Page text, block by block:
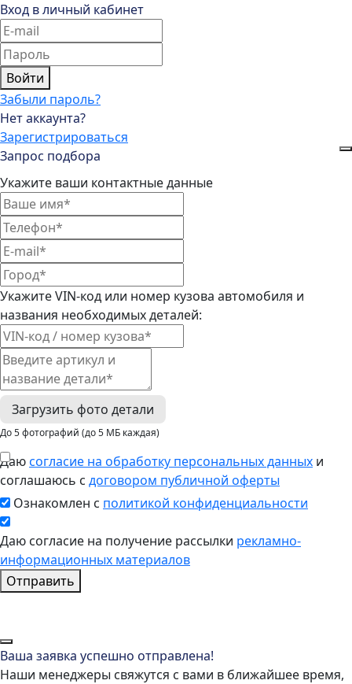
Вход в личный кабинет
Войти
Забыли пароль?
Нет аккаунта?
Зарегистрироваться
Запрос подбора
Укажите ваши контактные данные
Укажите VIN-код или номер кузова автомобиля и
названия необходимых деталей:
Загрузить фото детали
До 5 фотографий (до 5 МБ каждая)
Даюсогласие на обработку персональных данных и
соглашаюсь с договором публичной оферты
Ознакомлен с политикой конфиденциальности
Даю согласие на получение рассылки рекламно-
информационных материалов
Отправить
Ваша заявка успешно отправлена!
Наши менеджеры свяжутся с вами в ближайшее время,